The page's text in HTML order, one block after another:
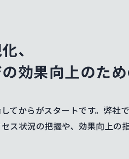
、
効果向上のた
てからがスタートです。弊
ス状況の把握や、効果向上の